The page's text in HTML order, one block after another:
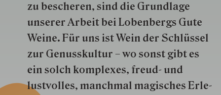
zu besche­ren, sind die Grund­lage
unserer Arbeit bei Lobenbergs Gute
Weine. Für uns ist Wein der Schlüs­sel
zur Genuss­kultur – wo sonst gibt es
ein solch kom­plexes, freud- und
lustvolles, manchmal ma­gisch­es Er­le­